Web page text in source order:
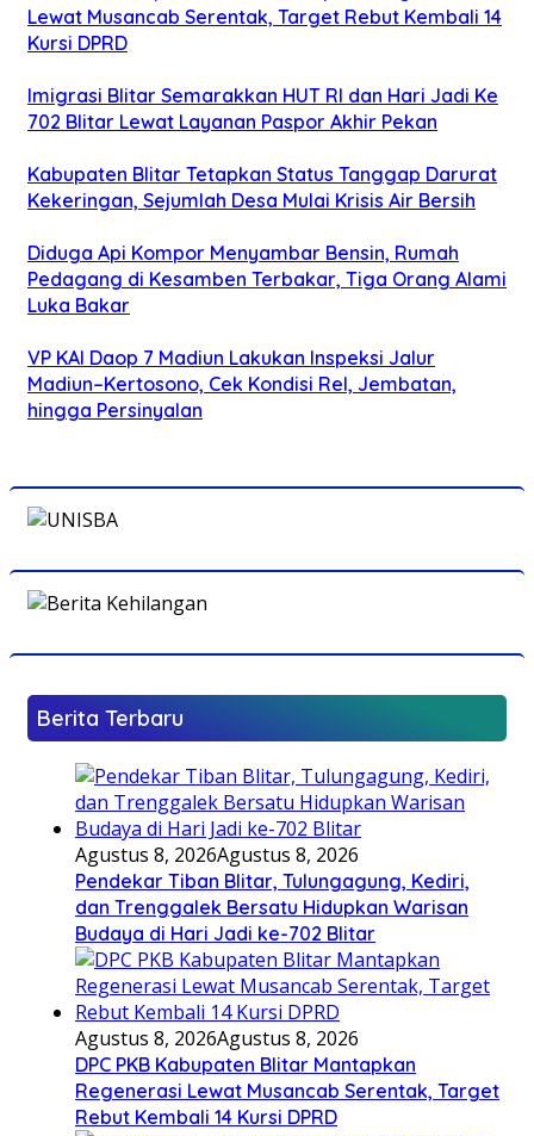
Lewat Musancab Serentak, Target Rebut Kembali 14
Kursi DPRD
Imigrasi Blitar Semarakkan HUT RI dan Hari Jadi Ke
702 Blitar Lewat Layanan Paspor Akhir Pekan
Kabupaten Blitar Tetapkan Status Tanggap Darurat
Kekeringan, Sejumlah Desa Mulai Krisis Air Bersih
Diduga Api Kompor Menyambar Bensin, Rumah
Pedagang di Kesamben Terbakar, Tiga Orang Alami
Luka Bakar
VP KAI Daop 7 Madiun Lakukan Inspeksi Jalur
Madiun–Kertosono, Cek Kondisi Rel, Jembatan,
hingga Persinyalan
Berita Terbaru
Agustus 8, 2026Agustus 8, 2026
Pendekar Tiban Blitar, Tulungagung, Kediri,
dan Trenggalek Bersatu Hidupkan Warisan
Budaya di Hari Jadi ke-702 Blitar
Agustus 8, 2026Agustus 8, 2026
DPC PKB Kabupaten Blitar Mantapkan
Regenerasi Lewat Musancab Serentak, Target
Rebut Kembali 14 Kursi DPRD